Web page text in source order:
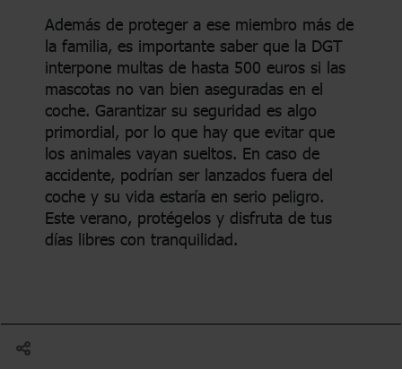
Además de proteger a ese miembro más de
la familia, es importante saber que la DGT
interpone multas de hasta 500 euros si las
mascotas no van bien aseguradas en el
coche. Garantizar su seguridad es algo
primordial, por lo que hay que evitar que
los animales vayan sueltos. En caso de
accidente, podrían ser lanzados fuera del
coche y su vida estaría en serio peligro.
Este verano, protégelos y disfruta de tus
días libres con tranquilidad.